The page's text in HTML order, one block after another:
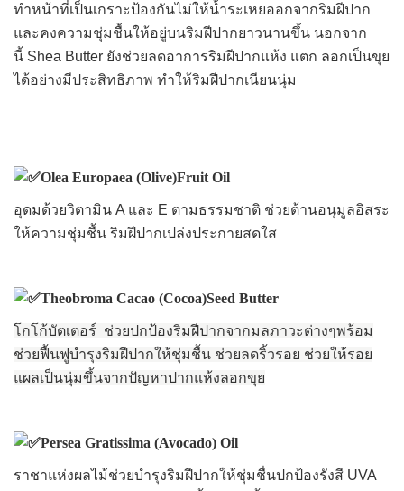
ทำหน้าที่เป็นเกราะป้องกันไม่ให้น้ำระเหยออกจากริมฝีปาก
และคงความชุ่มชื้นให้อยู่บนริมฝีปากยาวนานขึ้น นอกจาก
นี้ Shea Butter ยังช่วยลดอาการริมฝีปากแห้ง แตก ลอกเป็นขุย
ได้อย่างมีประสิทธิภาพ ทำให้ริมฝีปากเนียนนุ่ม
Olea Europaea (Olive)Fruit Oil
อุดมด้วยวิตามิน A และ E ตามธรรมชาติ ช่วยต้านอนุมูลอิสระ
ให้ความชุ่มชื้น ริมฝีปากเปล่งประกายสดใส
Theobroma Cacao (Cocoa)Seed Butter
โกโก้บัตเตอร์ ช่วยปกป้องริมฝีปากจากมลภาวะต่างๆพร้อม
ช่วยฟื้นฟูบำรุงริมฝีปากให้ชุ่มชื้น ช่วยลดริ้วรอย ช่วยให้รอย
แผลเป็นนุ่มขึ้นจากปัญหาปากแห้งลอกขุย
Persea Gratissima (Avocado) Oil
ราชาแห่งผลไม้ช่วยบำรุงริมฝีปากให้ชุ่มชื่นปกป้องรังสี UVA